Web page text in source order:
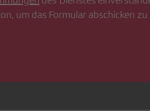
um das Formular abschicken zu